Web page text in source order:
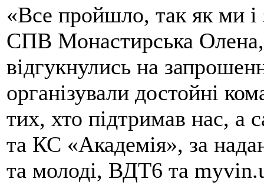
«Все пройшло, так як ми і
СПВ Монастирська
відгукнулись на
організували достойні
тих, хто підтримав нас, а
та КС «Академія», за
та молоді, ВДТ6 та